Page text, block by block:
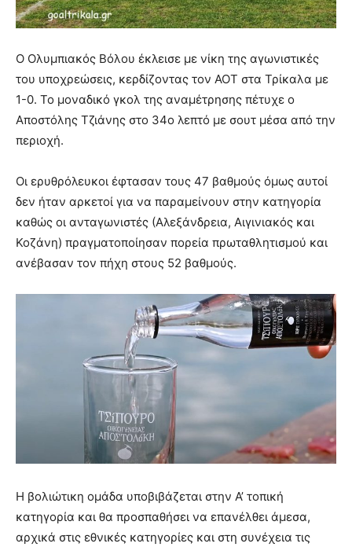
Ο Ολυμπιακός Βόλου έκλεισε με νίκη της αγωνιστικές
του υποχρεώσεις, κερδίζοντας τον ΑΟΤ στα Τρίκαλα με
1-0. Το μοναδικό γκολ της αναμέτρησης πέτυχε ο
Αποστόλης Τζιάνης στο 34ο λεπτό με σουτ μέσα από την
περιοχή.
Οι ερυθρόλευκοι έφτασαν τους 47 βαθμούς όμως αυτοί
δεν ήταν αρκετοί για να παραμείνουν στην κατηγορία
καθώς οι ανταγωνιστές (Αλεξάνδρεια, Αιγινιακός και
Κοζάνη) πραγματοποίησαν πορεία πρωταθλητισμού και
ανέβασαν τον πήχη στους 52 βαθμούς.
Η βολιώτικη ομάδα υποβιβάζεται στην Α’ τοπική
κατηγορία και θα προσπαθήσει να επανέλθει άμεσα,
αρχικά στις εθνικές κατηγορίες και στη συνέχεια τις